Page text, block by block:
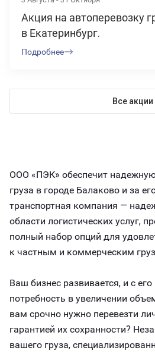
Акция на автоперевозку
в Екатеринбург.
Подробнее
Все акции
ООО «ПЭК» обеспечит
груза в городе Балаково и за
транспортная компания —
области логистических услуг,
полный набор опций для
к частным и коммерческим
Ваш бизнес развивается, и с
потребность в увеличении
вам срочно нужно перевезти
гарантией их сохранности?
вашего груза,